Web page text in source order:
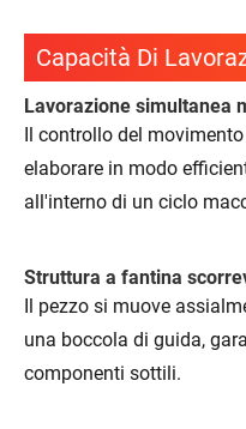
Capacità Di
Lavorazione simultanea
Il controllo del
elaborare in modo
all'interno di un ciclo
Struttura a fantina
Il pezzo si muove
una boccola di guida,
componenti sottili.